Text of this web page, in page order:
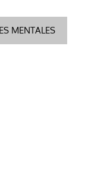
MENTALES